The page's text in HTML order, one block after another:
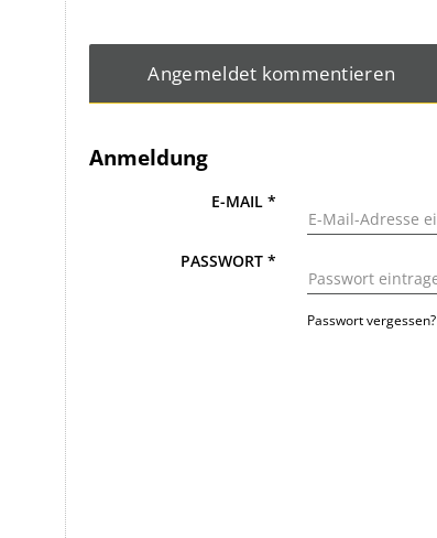
Angemeldet kommentieren
Anmeldung
E-MAIL*
PASSWORT*
Passwort vergessen?